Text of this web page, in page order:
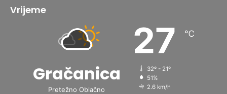
Vrijeme
Gračanica
Pretežno Oblačno
27 ℃
32º - 21º
51%
2.6 km/h